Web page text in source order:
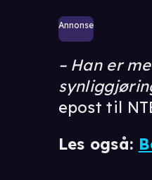
Annonse
– Han er
epost til
Les også: